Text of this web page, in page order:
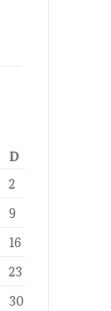
D
2
9
16
23
30